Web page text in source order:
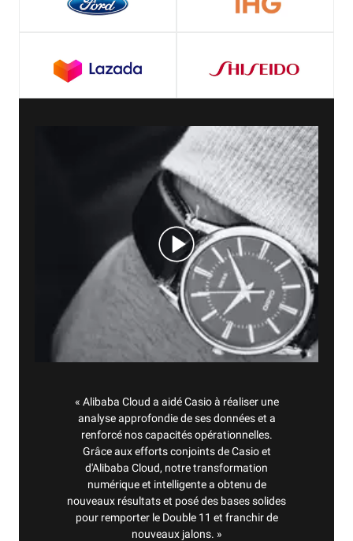
« Alibaba Cloud a aidé Casio à réaliser une
analyse approfondie de ses données et a
renforcé nos capacités opérationnelles.
Grâce aux efforts conjoints de Casio et
d'Alibaba Cloud, notre transformation
numérique et intelligente a obtenu de
nouveaux résultats et posé des bases solides
pour remporter le Double 11 et franchir de
nouveaux jalons. »